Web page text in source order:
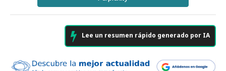
Lee un resumen rápido generado por IA